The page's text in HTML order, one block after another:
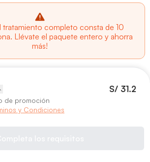
tratamiento completo consta de 10
Llévate el paquete entero y ahorra
más!
S/ 31.2
de promoción
y Condiciones